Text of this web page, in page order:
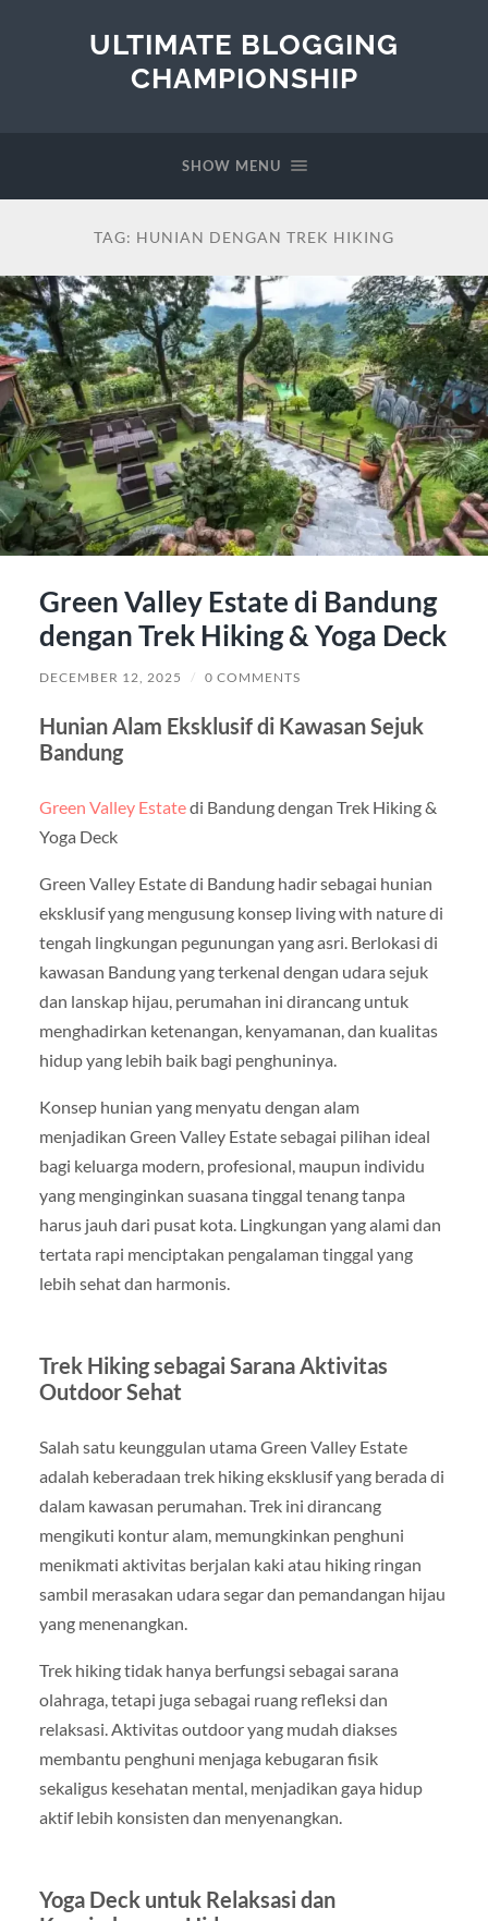
ULTIMATE BLOGGING
CHAMPIONSHIP
SHOW MENU
TAG: HUNIAN DENGAN TREK HIKING
Green Valley Estate di Bandung
dengan Trek Hiking & Yoga Deck
DECEMBER 12, 2025 / 0 COMMENTS
Hunian Alam Eksklusif di Kawasan Sejuk
Bandung
Green Valley Estatedi Bandung dengan Trek Hiking &
Yoga Deck
Green Valley Estate di Bandung hadir sebagai hunian
eksklusif yang mengusung konsep living with nature di
tengah lingkungan pegunungan yang asri. Berlokasi di
kawasan Bandung yang terkenal dengan udara sejuk
dan lanskap hijau, perumahan ini dirancang untuk
menghadirkan ketenangan, kenyamanan, dan kualitas
hidup yang lebih baik bagi penghuninya.
Konsep hunian yang menyatu dengan alam
menjadikan Green Valley Estate sebagai pilihan ideal
bagi keluarga modern, profesional, maupun individu
yang menginginkan suasana tinggal tenang tanpa
harus jauh dari pusat kota. Lingkungan yang alami dan
tertata rapi menciptakan pengalaman tinggal yang
lebih sehat dan harmonis.
Trek Hiking sebagai Sarana Aktivitas
Outdoor Sehat
Salah satu keunggulan utama Green Valley Estate
adalah keberadaan trek hiking eksklusif yang berada di
dalam kawasan perumahan. Trek ini dirancang
mengikuti kontur alam, memungkinkan penghuni
menikmati aktivitas berjalan kaki atau hiking ringan
sambil merasakan udara segar dan pemandangan hijau
yang menenangkan.
Trek hiking tidak hanya berfungsi sebagai sarana
olahraga, tetapi juga sebagai ruang refleksi dan
relaksasi. Aktivitas outdoor yang mudah diakses
membantu penghuni menjaga kebugaran fisik
sekaligus kesehatan mental, menjadikan gaya hidup
aktif lebih konsisten dan menyenangkan.
Yoga Deck untuk Relaksasi dan